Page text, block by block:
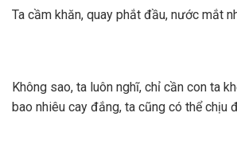
Ta cầm khăn, quay phắt đầu, nước mắt
Không sao, ta luôn nghĩ, chỉ cần con ta
bao nhiêu cay đắng, ta cũng có thể chịu